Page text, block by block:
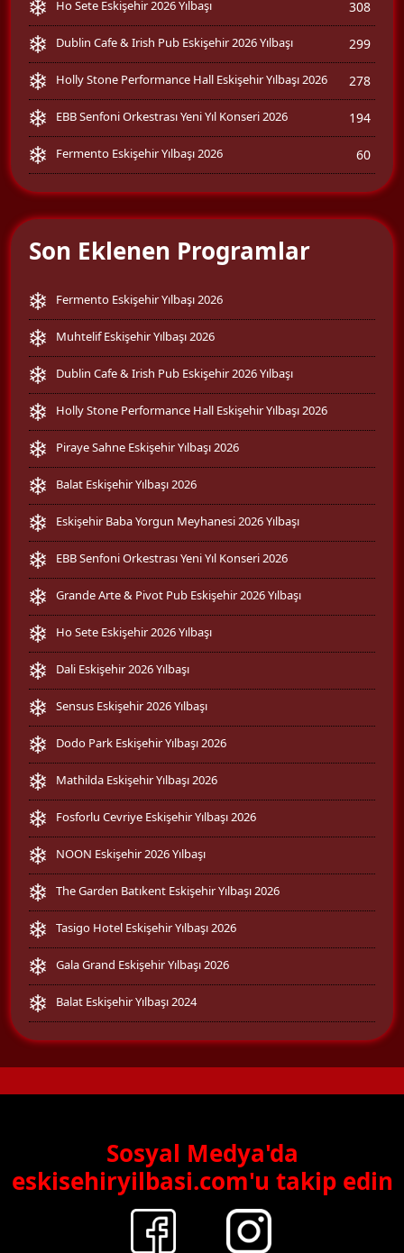
Ho Sete Eskişehir 2026 Yılbaşı 308
Dublin Cafe & Irish Pub Eskişehir 2026 Yılbaşı 299
Holly Stone Performance Hall Eskişehir Yılbaşı 2026 278
EBB Senfoni Orkestrası Yeni Yıl Konseri 2026 194
Fermento Eskişehir Yılbaşı 2026 60
Son Eklenen Programlar
Fermento Eskişehir Yılbaşı 2026
Muhtelif Eskişehir Yılbaşı 2026
Dublin Cafe & Irish Pub Eskişehir 2026 Yılbaşı
Holly Stone Performance Hall Eskişehir Yılbaşı 2026
Piraye Sahne Eskişehir Yılbaşı 2026
Balat Eskişehir Yılbaşı 2026
Eskişehir Baba Yorgun Meyhanesi 2026 Yılbaşı
EBB Senfoni Orkestrası Yeni Yıl Konseri 2026
Grande Arte & Pivot Pub Eskişehir 2026 Yılbaşı
Ho Sete Eskişehir 2026 Yılbaşı
Dali Eskişehir 2026 Yılbaşı
Sensus Eskişehir 2026 Yılbaşı
Dodo Park Eskişehir Yılbaşı 2026
Mathilda Eskişehir Yılbaşı 2026
Fosforlu Cevriye Eskişehir Yılbaşı 2026
NOON Eskişehir 2026 Yılbaşı
The Garden Batıkent Eskişehir Yılbaşı 2026
Tasigo Hotel Eskişehir Yılbaşı 2026
Gala Grand Eskişehir Yılbaşı 2026
Balat Eskişehir Yılbaşı 2024
Sosyal Medya'da
eskisehiryilbasi.com'u takip edin